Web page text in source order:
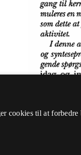
cookies til at